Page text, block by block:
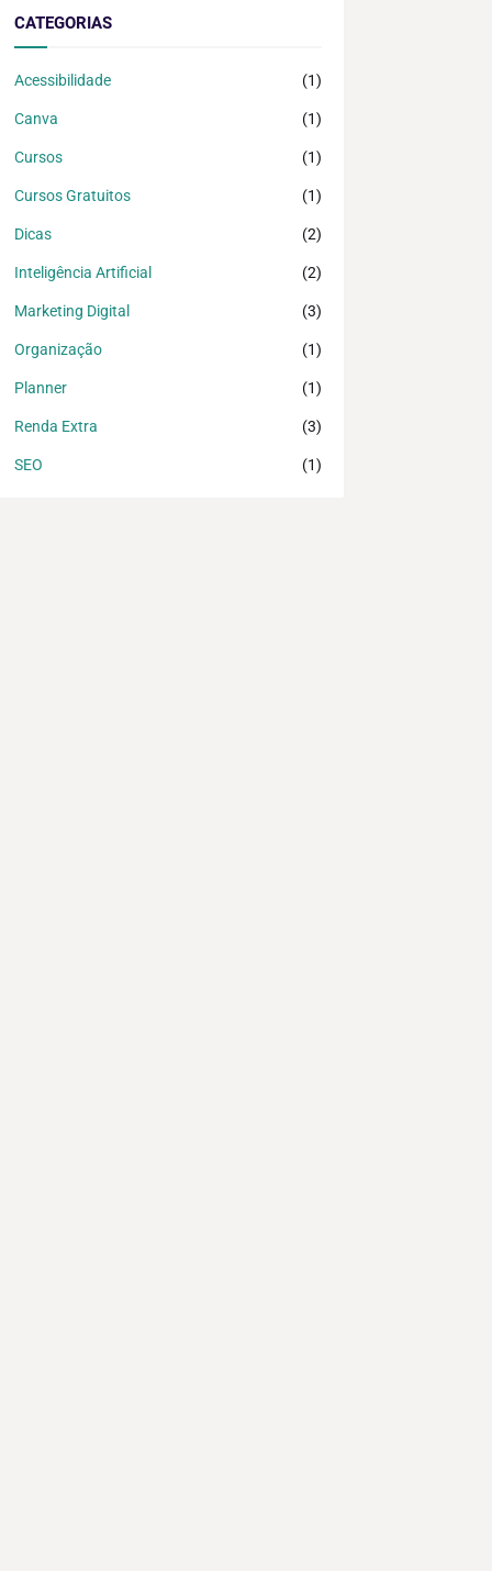
CATEGORIAS
Acessibilidade (1)
Canva (1)
Cursos (1)
Cursos Gratuitos (1)
Dicas (2)
Inteligência Artificial (2)
Marketing Digital (3)
Organização (1)
Planner (1)
Renda Extra (3)
SEO (1)